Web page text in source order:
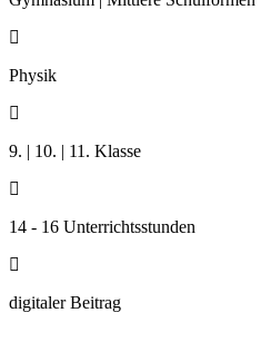

Physik

9. | 10. | 11. Klasse

14 - 16 Unterrichtsstunden

digitaler Beitrag